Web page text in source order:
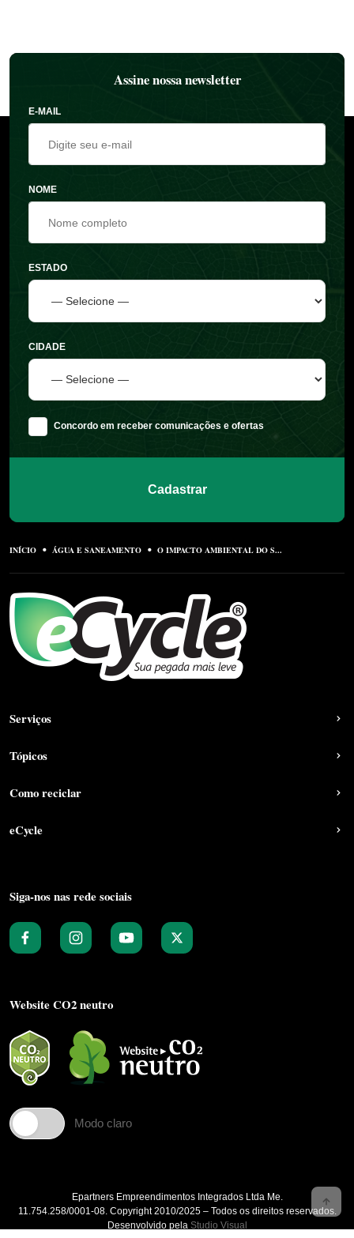
Assine nossa newsletter
E-MAIL
NOME
ESTADO
CIDADE
Concordo em receber comunicações e ofertas
Cadastrar
INÍCIO ÁGUA E SANEAMENTO O IMPACTO AMBIENTAL DO S...
Serviços
Tópicos
Como reciclar
eCycle
Siga-nos nas rede sociais
Website CO2 neutro
Modo claro
Epartners Empreendimentos Integrados Ltda Me.
11.754.258/0001‐08. Copyright 2010/2025 – Todos os direitos reservados.
Desenvolvido pela Studio Visual